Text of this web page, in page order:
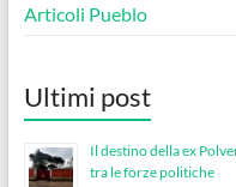
Articoli Pueblo
Ultimi post
Il destino della ex
tra le forze politiche